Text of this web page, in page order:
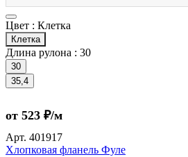
Цвет : Клетка
Клетка
Длина рулона : 30
30
35,4
от 523 ₽/м
Арт. 401917
Хлопковая фланель Фуле